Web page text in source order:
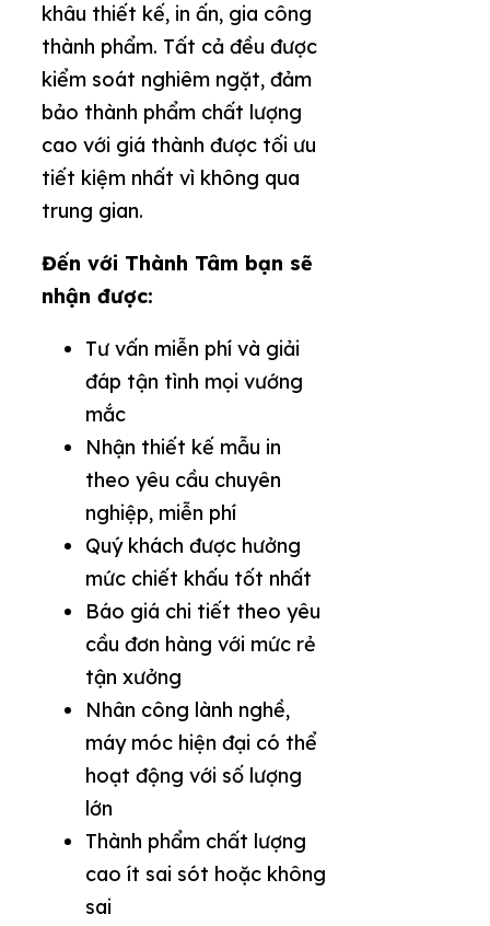
khâu thiết kế, in ấn, gia công
thành phẩm. Tất cả đều được
kiểm soát nghiêm ngặt, đảm
bảo thành phẩm chất lượng
cao với giá thành được tối ưu
tiết kiệm nhất vì không qua
trung gian.
Đến với Thành Tâm bạn sẽ
nhận được:
Tư vấn miễn phí và giải
đáp tận tình mọi vướng
mắc
Nhận thiết kế mẫu in
theo yêu cầu chuyên
nghiệp, miễn phí
Quý khách được hưởng
mức chiết khấu tốt nhất
Báo giá chi tiết theo yêu
cầu đơn hàng với mức rẻ
tận xưởng
Nhân công lành nghề,
máy móc hiện đại có thể
hoạt động với số lượng
lớn
Thành phẩm chất lượng
cao ít sai sót hoặc không
sai